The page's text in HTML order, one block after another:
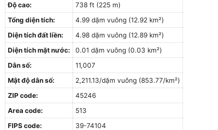
Độ cao:
738 ft (225 m)
Tổng diện tích:
4.99 dặm vuông (12.92 km²)
Diện tích đất liền:
4.98 dặm vuông (12.89 km²)
Diện tích mặt nước:
0.01 dặm vuông (0.03 km²)
Dân số:
11,007
Mật độ dân số:
2,211.13/dặm vuông (853.77/km²)
ZIP code:
45246
Area code:
513
FIPS code:
39-74104